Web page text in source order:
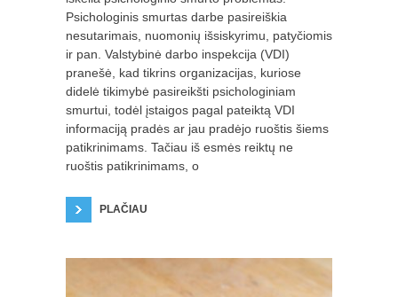
Psichologinis smurtas darbe pasireiškia
nesutarimais, nuomonių išsiskyrimu, patyčiomis
ir pan. Valstybinė darbo inspekcija (VDI)
pranešė, kad tikrins organizacijas, kuriose
didelė tikimybė pasireikšti psichologiniam
smurtui, todėl įstaigos pagal pateiktą VDI
informaciją pradės ar jau pradėjo ruoštis šiems
patikrinimams. Tačiau iš esmės reiktų ne
ruoštis patikrinimams, o
PLAČIAU